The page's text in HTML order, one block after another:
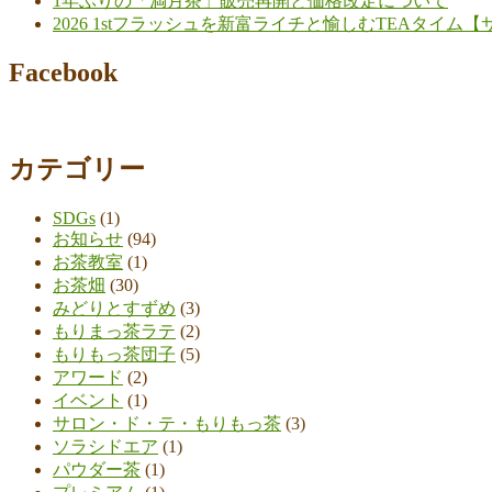
産
を
訪
2026 1stフラッシュを新富ライチと愉しむTEAタイム【
Facebook
カテゴリー
SDGs (1)
お知らせ (94)
お茶教室 (1)
お茶畑 (30)
みどりとすずめ (3)
もりまっ茶ラテ (2)
もりもっ茶団子 (5)
アワード (2)
イベント (1)
サロン・ド・テ・もりもっ茶 (3)
ソラシドエア (1)
パウダー茶 (1)